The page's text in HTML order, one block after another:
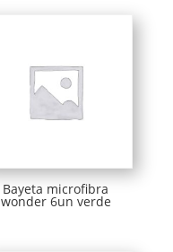
Bayeta microfibra
wonder 6un verde